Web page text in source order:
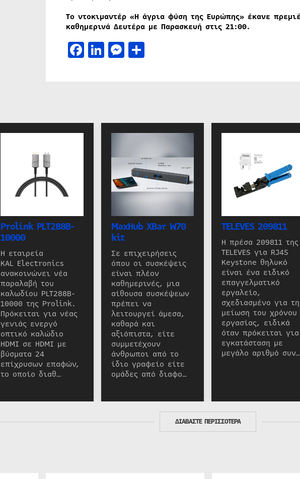
Tο ντοκιμαντέρ «Η άγρια φύση της Ευρώπης» έκανε
καθημερινά Δευτέρα με Παρασκευή στις 21:00.
Facebook
LinkedIn
Messenger
Μοιραστείτε
Prolink PLT288B-
10000
Η εταιρεία
KAL Electronics
ανακοινώνει νέα
παραλαβή του
καλωδίου PLT288B-
10000 της Prolink.
Πρόκειται για νέας
γενιάς ενεργό
οπτικό καλώδιο
HDMI σε HDMI με
βύσματα 24
επίχρυσων επαφών,
το οποίο διαθ…
MaxHub XBar W70
kit
Σε επιχειρήσεις
όπου οι συσκέψεις
είναι πλέον
καθημερινές, μια
αίθουσα συσκέψεων
πρέπει να
λειτουργεί άμεσα,
καθαρά και
αξιόπιστα, είτε
συμμετέχουν
άνθρωποι από το
ίδιο γραφείο είτε
ομάδες από διαφο…
TELEVES 209811
Η πρέσα 209811 της
TELEVES για RJ45
Keystone θηλυκό
είναι ένα ειδικό
επαγγελματικό
εργαλείο,
σχεδιασμένο για τη
μείωση του χρόνου
εργασίας, ειδικά
όταν πρόκειται για
εγκατάσταση με
μεγάλο αριθμό συν…
ΔΙΑΒΑΣΤΕ ΠΕΡΙΣΣΟΤΕΡΑ